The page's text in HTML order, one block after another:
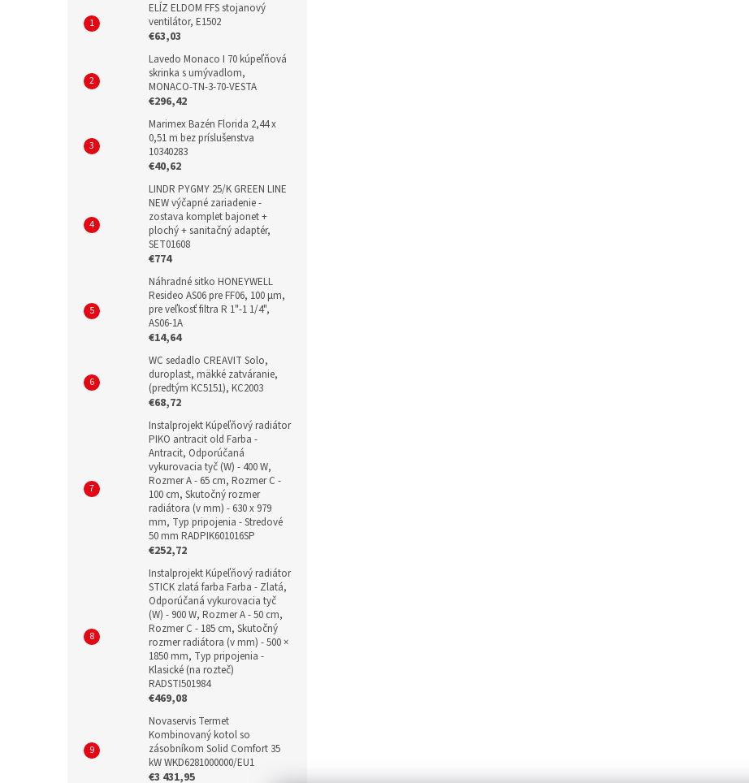
ELÍZ ELDOM FFS stojanový
ventilátor, E1502
€63,03
Lavedo Monaco I 70 kúpeľňová
skrinka s umývadlom,
MONACO-TN-3-70-VESTA
€296,42
Marimex Bazén Florida 2,44 x
0,51 m bez príslušenstva
10340283
€40,62
LINDR PYGMY 25/K GREEN LINE
NEW výčapné zariadenie -
zostava komplet bajonet +
plochý + sanitačný adaptér,
SET01608
€774
Náhradné sitko HONEYWELL
Resideo AS06 pre FF06, 100 µm,
pre veľkosť filtra R 1"-1 1/4",
AS06-1A
€14,64
WC sedadlo CREAVIT Solo,
duroplast, mäkké zatváranie,
(predtým KC5151), KC2003
€68,72
Instalprojekt Kúpeľňový radiátor
PIKO antracit old Farba -
Antracit, Odporúčaná
vykurovacia tyč (W) - 400 W,
Rozmer A - 65 cm, Rozmer C -
100 cm, Skutočný rozmer
radiátora (v mm) - 630 x 979
mm, Typ pripojenia - Stredové
50 mm RADPIK601016SP
€252,72
Instalprojekt Kúpeľňový radiátor
STICK zlatá farba Farba - Zlatá,
Odporúčaná vykurovacia tyč
(W) - 900 W, Rozmer A - 50 cm,
Rozmer C - 185 cm, Skutočný
rozmer radiátora (v mm) - 500 ×
1850 mm, Typ pripojenia -
Klasické (na rozteč)
RADSTI501984
€469,08
Novaservis Termet
Kombinovaný kotol so
zásobníkom Solid Comfort 35
kW WKD6281000000/EU1
€3 431,95